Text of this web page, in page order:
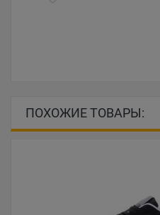
ПОХОЖИЕ ТОВАРЫ: